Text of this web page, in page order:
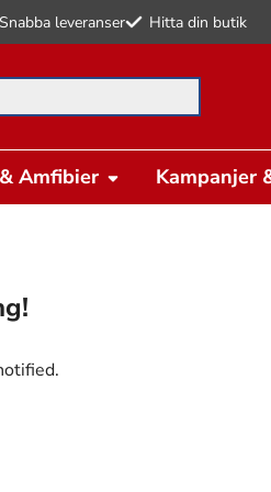
Snabba leveranser Hitta din butik
för att söka
Amfibier Kampanjer